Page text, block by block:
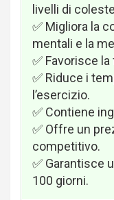
livelli di
✅ Migliora la
mentali e la
✅ Favorisce
✅ Riduce i
l’esercizio.
✅ Contiene
✅ Offre un
competitivo.
✅ Garantisce
100 giorni.